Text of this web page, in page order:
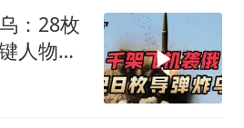
：28枚
人物被